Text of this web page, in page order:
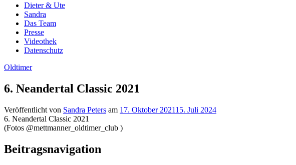
Dieter & Ute
Sandra
Das Team
Presse
Videothek
Datenschutz
Oldtimer
6. Neandertal Classic 2021
Veröffentlicht von Sandra Peters am 17. Oktober 202115. Juli 2024
6. Neandertal Classic 2021
(Fotos @mettmanner_oldtimer_club )
Beitragsnavigation